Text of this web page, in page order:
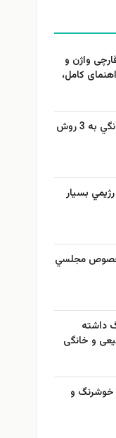
واژن و
کامل،
طرز تهيه خیار شور خانگي به 3 روش
رژيمي بسيار
مجلسي
داشته
و خانگی
خوشرنگ و